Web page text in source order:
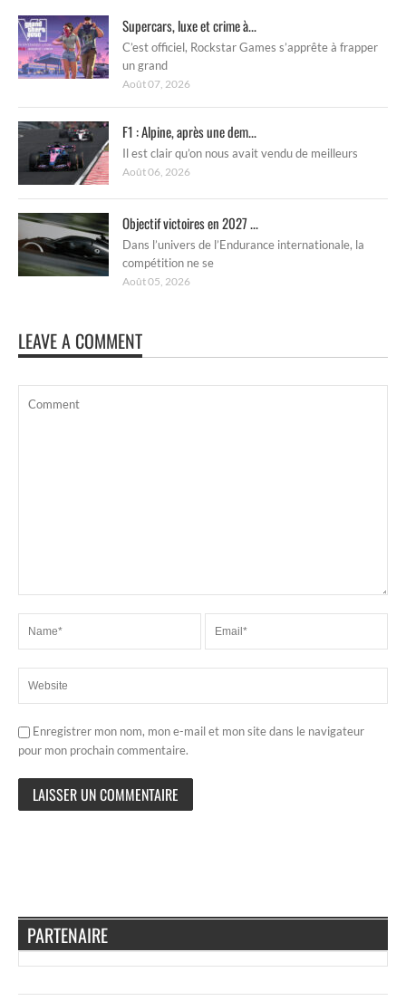
Supercars, luxe et crime à...
C’est officiel, Rockstar Games s’apprête à frapper
un grand
Août 07, 2026
F1 : Alpine, après une dem...
Il est clair qu’on nous avait vendu de meilleurs
Août 06, 2026
Objectif victoires en 2027 ...
Dans l’univers de l’Endurance internationale, la
compétition ne se
Août 05, 2026
LEAVE A COMMENT
Enregistrer mon nom, mon e-mail et mon site dans le navigateur
pour mon prochain commentaire.
PARTENAIRE